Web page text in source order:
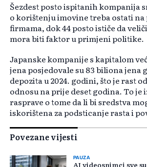
Šezdest posto ispitanih kompanija
o korištenju imovine treba ostati
firmama, dok 44 posto ističe da
mora biti faktor u primjeni politike.
Japanske kompanije s kapitalom
jena posjedovale su 83 biliona jena
depozita u 2024. godini, što je rast
odnosu na prije deset godina. To je
rasprave o tome da li bi sredstva
iskorištena za podsticanje rasta i
Povezane vijesti
PAUZA
AI videosnimci sve